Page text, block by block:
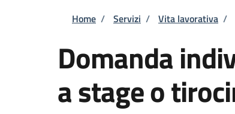
Briciole di pane
Home / Servizi / Vita lavorativa /
Domanda
a stage o